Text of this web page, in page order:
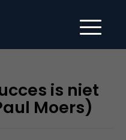
is niet
Moers)